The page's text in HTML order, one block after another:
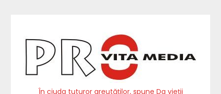
În ciuda tuturor greutăților, spune Da vieții